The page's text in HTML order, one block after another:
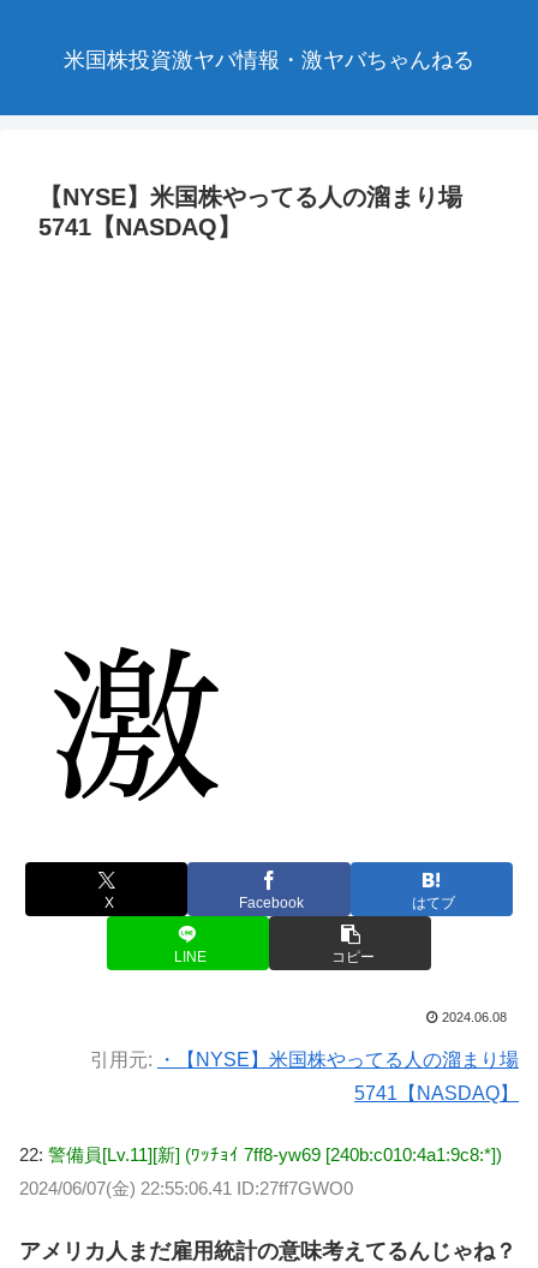
米国株投資激ヤバ情報・激ヤバちゃんねる
【NYSE】米国株やってる人の溜まり場
5741【NASDAQ】
X Facebook はてブ
LINE コピー
2024.06.08
引用元:
・【NYSE】米国株やってる人の溜まり場
5741【NASDAQ】
22: 警備員[Lv.11][新] (ﾜｯﾁｮｲ 7ff8-yw69 [240b:c010:4a1:9c8:*])
2024/06/07(金) 22:55:06.41 ID:27ff7GWO0
アメリカ人まだ雇用統計の意味考えてるんじゃね？